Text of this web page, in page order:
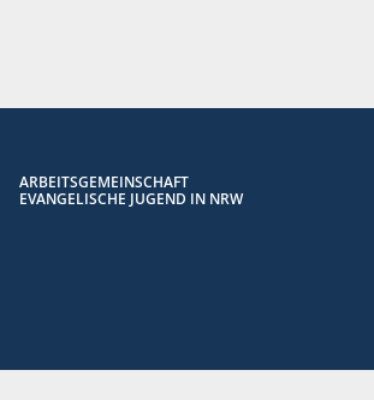
ARBEITSGEMEINSCHAFT
EVANGELISCHE JUGEND IN NRW